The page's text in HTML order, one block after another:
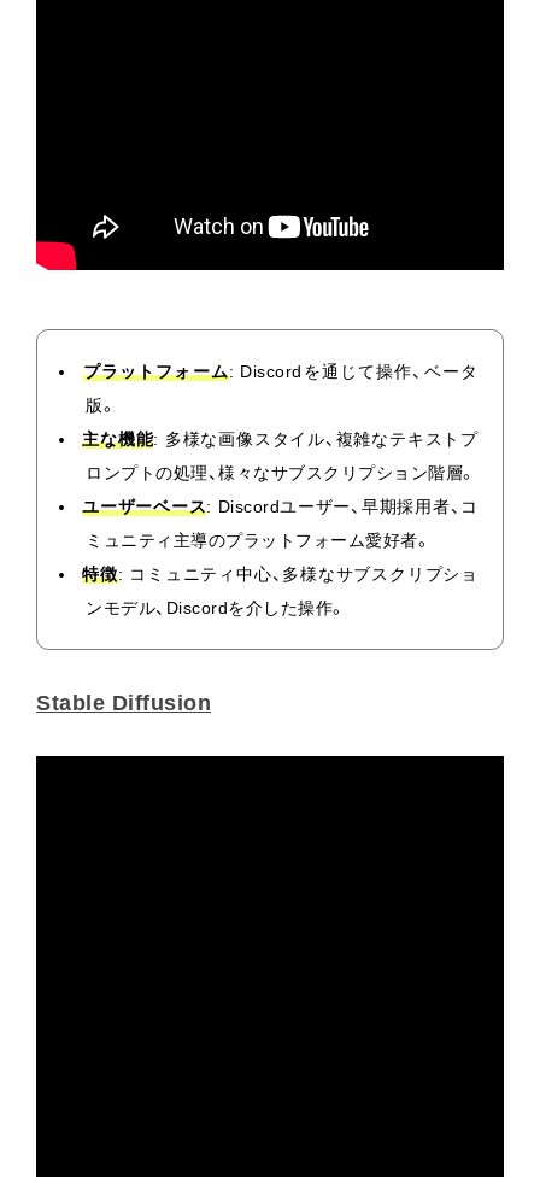
プラットフォーム: Discordを通じて操作、ベータ
版。
主な機能: 多様な画像スタイル、複雑なテキストプ
ロンプトの処理、様々なサブスクリプション階層。
ユーザーベース: Discordユーザー、早期採用者、コ
ミュニティ主導のプラットフォーム愛好者。
特徴: コミュニティ中心、多様なサブスクリプショ
ンモデル、Discordを介した操作。
Stable Diffusion